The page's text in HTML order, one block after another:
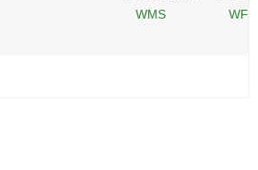
WMS
WFS